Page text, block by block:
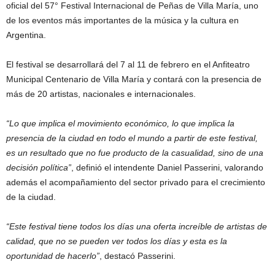
oficial del 57° Festival Internacional de Peñas de Villa María, uno
de los eventos más importantes de la música y la cultura en
Argentina.
El festival se desarrollará del 7 al 11 de febrero en el Anfiteatro
Municipal Centenario de Villa María y contará con la presencia de
más de 20 artistas, nacionales e internacionales.
“Lo que implica el movimiento económico, lo que implica la
presencia de la ciudad en todo el mundo a partir de este festival,
es un resultado que no fue producto de la casualidad, sino de una
decisión política”, definió el intendente Daniel Passerini, valorando
además el acompañamiento del sector privado para el crecimiento
de la ciudad.
“Este festival tiene todos los días una oferta increíble de artistas de
calidad, que no se pueden ver todos los días y esta es la
oportunidad de hacerlo”, destacó Passerini.